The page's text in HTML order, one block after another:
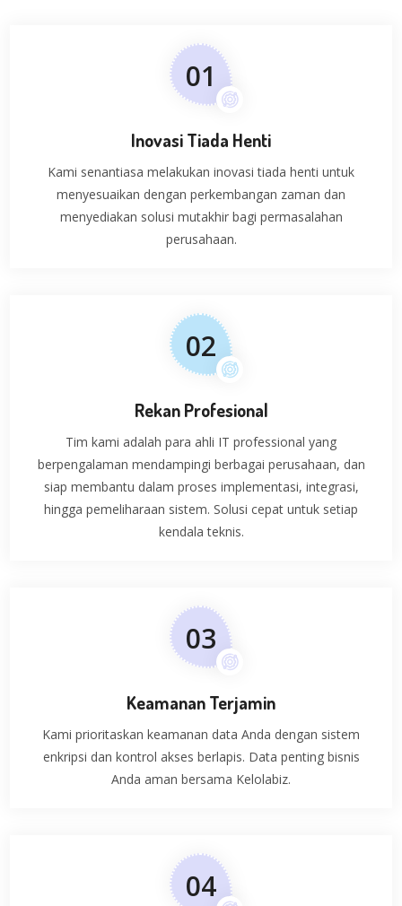
01
Inovasi Tiada Henti
Kami senantiasa melakukan inovasi tiada henti untuk
menyesuaikan dengan perkembangan zaman dan
menyediakan solusi mutakhir bagi permasalahan
perusahaan.
02
Rekan Profesional
Tim kami adalah para ahli IT professional yang
berpengalaman mendampingi berbagai perusahaan, dan
siap membantu dalam proses implementasi, integrasi,
hingga pemeliharaan sistem. Solusi cepat untuk setiap
kendala teknis.
03
Keamanan Terjamin
Kami prioritaskan keamanan data Anda dengan sistem
enkripsi dan kontrol akses berlapis. Data penting bisnis
Anda aman bersama Kelolabiz.
04